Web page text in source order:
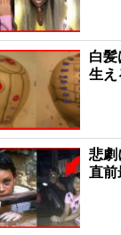
白
生え
悲
直前